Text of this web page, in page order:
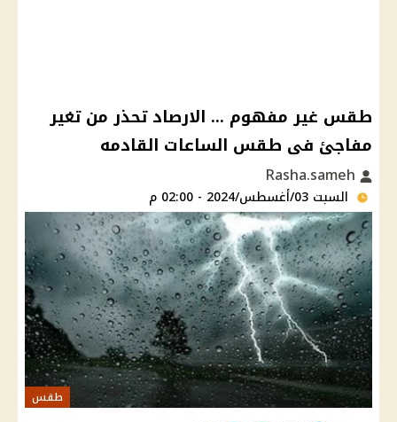
طقس غير مفهوم ... الارصاد تحذر من تغير
مفاجئ فى طقس الساعات القادمه
السبت 03/أغسطس/2024 - 02:00 م
طقس